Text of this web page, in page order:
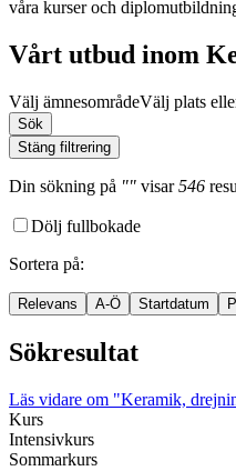
våra kurser och
Vårt utbud inom
Välj ämnesområdeVälj plats
Sök
Stäng filtrering
Din sökning på "" visar546
Dölj fullbokade
Sortera på:
Relevans A-Ö Startdatum
Sökresultat
Läs vidare om "Keramik,
Kurs
Intensivkurs
Sommarkurs